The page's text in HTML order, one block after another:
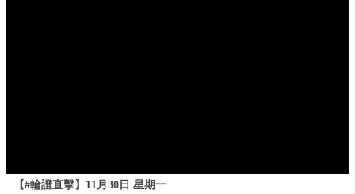
【#輪證直擊】11月30日 星期一